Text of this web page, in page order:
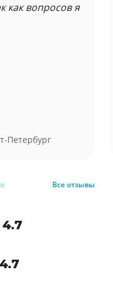
как вопросов я
Петербург
Все отзывы